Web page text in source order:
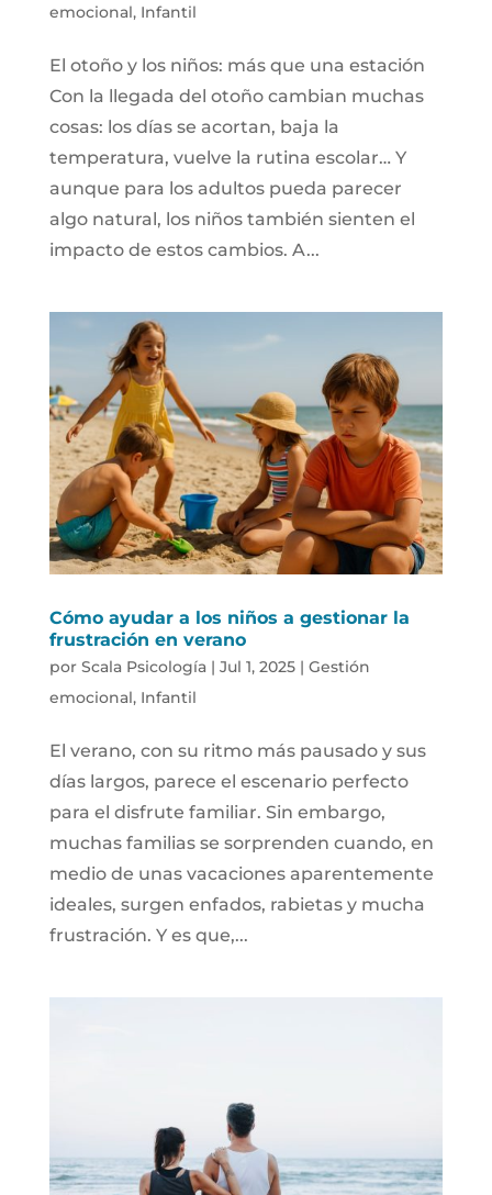
emocional, Infantil
El otoño y los niños: más que una estación
Con la llegada del otoño cambian muchas
cosas: los días se acortan, baja la
temperatura, vuelve la rutina escolar… Y
aunque para los adultos pueda parecer
algo natural, los niños también sienten el
impacto de estos cambios. A...
Cómo ayudar a los niños a gestionar la
frustración en verano
por Scala Psicología| Jul 1, 2025| Gestión
emocional, Infantil
El verano, con su ritmo más pausado y sus
días largos, parece el escenario perfecto
para el disfrute familiar. Sin embargo,
muchas familias se sorprenden cuando, en
medio de unas vacaciones aparentemente
ideales, surgen enfados, rabietas y mucha
frustración. Y es que,...